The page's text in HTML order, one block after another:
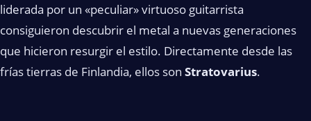
liderada por un «peculiar» virtuoso guitarrista
consiguieron descubrir el metal a nuevas generaciones
que hicieron resurgir el estilo. Directamente desde las
frías tierras de Finlandia, ellos son Stratovarius.